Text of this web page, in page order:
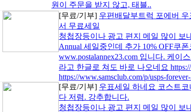
원이 주문을 받지 않고, 태블..
[무료/기부] 우편배달부트럭 포에버 우
서 무료세일
청첩장등이나 광고 편지 메일 많이 보
Annual 세일중인데 추가 10% OFF쿠
www.postalannex23.com 입니다. 케이
라고 한글로 쳐도 바로 나오네요
https://www.samsclub.com/p/usps-
[무료/기부] 우표세일 하네요 코스트코
다 저렴. 강추합니다.
청첩장등이나 광고 편지 메일 많이 보